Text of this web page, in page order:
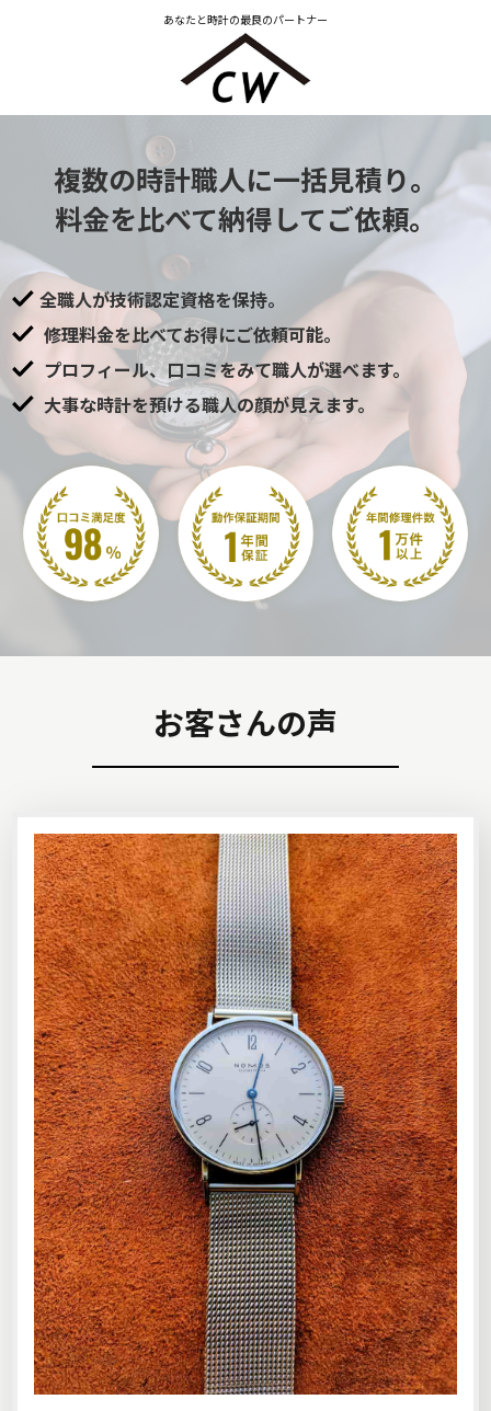
あなたと時計の最良のパートナー
複数の時計職人に一括見積り。
料金を比べて納得してご依頼。
全職人が技術認定資格を保持。
修理料金を比べてお得にご依頼可能。
プロフィール、口コミをみて職人が選べます。
大事な時計を預ける職人の顔が見えます。
お客さんの声